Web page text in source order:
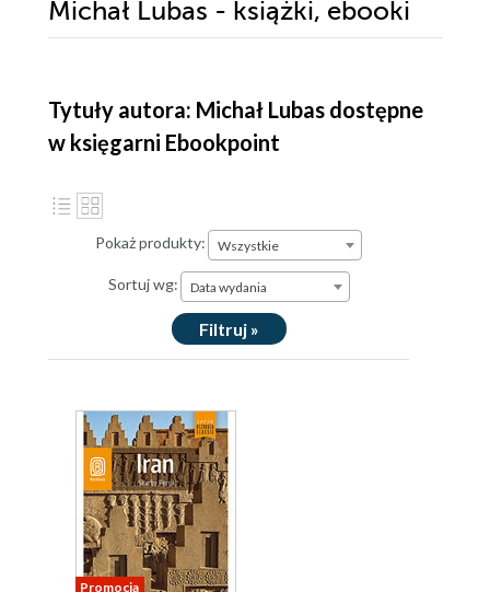
Michał Lubas - książki, ebooki
Tytuły autora: Michał Lubas dostępne
w księgarni Ebookpoint
Pokaż produkty: Wszystkie
Sortuj wg: Data wydania
Filtruj »
Promocja